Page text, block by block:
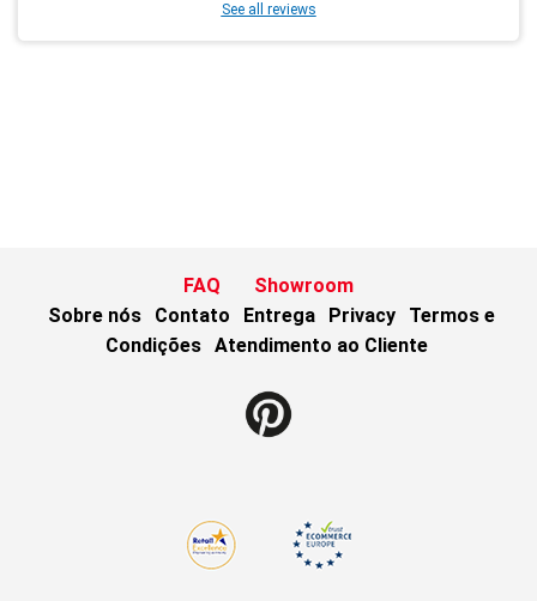
See all reviews
FAQ
Showroom
Sobre nós
Contato Entrega Privacy
Termos e
Condições
Atendimento ao Cliente